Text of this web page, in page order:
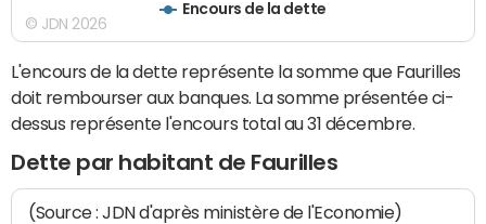
Encours de la dette
© JDN 2026
L'encours de la dette représente la somme que Faurilles
doit rembourser aux banques. La somme présentée ci-
dessus représente l'encours total au 31 décembre.
Dette par habitant de Faurilles
(Source : JDN d'après ministère de l'Economie)